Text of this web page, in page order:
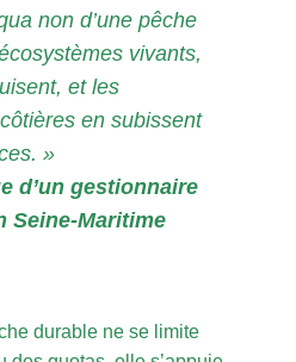
non d’une pêche
vivants,
et les
en subissent
»
d’un gestionnaire
Seine-Maritime
durable ne se limite